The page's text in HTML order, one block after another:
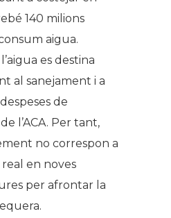
140 milions
aigua.
es destina
al sanejament i a
de
l’ACA. Per tant,
no correspon a
en noves
per afrontar la